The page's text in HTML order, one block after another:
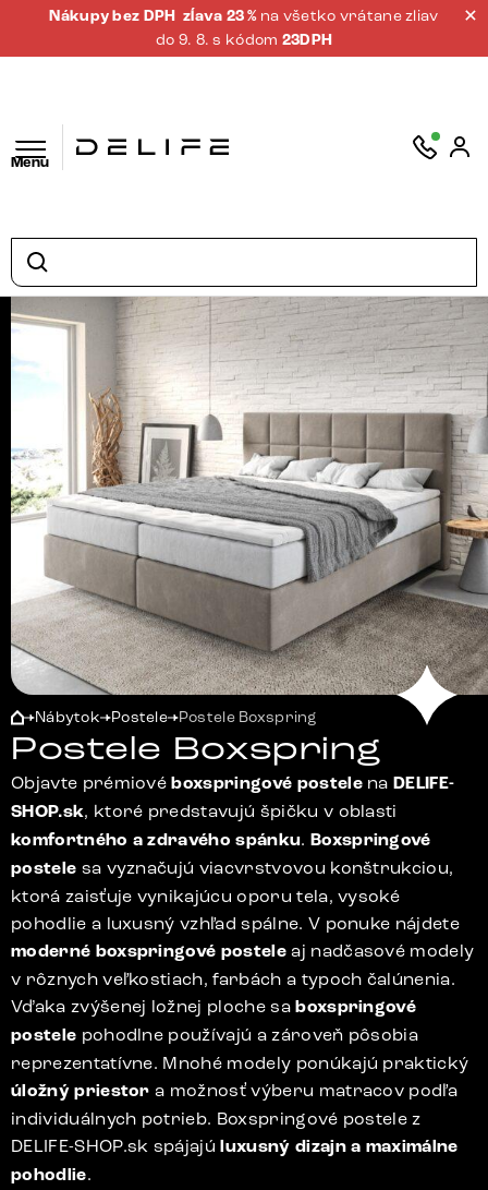
Nákupy bez DPH zĺava 23 % na všetko vrátane zliav
do 9. 8. s kódom 23DPH
Menu
Nábytok Postele Postele Boxspring
Postele Boxspring
Objavte prémiovéboxspringové postelenaDELIFE-
SHOP.sk, ktoré predstavujú špičku v oblasti
komfortného a zdravého spánku. Boxspringové
postele sa vyznačujú viacvrstvovou konštrukciou,
ktorá zaisťuje vynikajúcu oporu tela, vysoké
pohodlie a luxusný vzhľad spálne. V ponuke nájdete
moderné boxspringové posteleaj nadčasové modely
v rôznych veľkostiach, farbách a typoch čalúnenia.
Vďaka zvýšenej ložnej ploche saboxspringové
postele pohodlne používajú a zároveň pôsobia
reprezentatívne. Mnohé modely ponúkajú praktický
úložný priestor a možnosť výberu matracov podľa
individuálnych potrieb. Boxspringové postele z
DELIFE-SHOP.sk spájajúluxusný dizajn a maximálne
pohodlie.